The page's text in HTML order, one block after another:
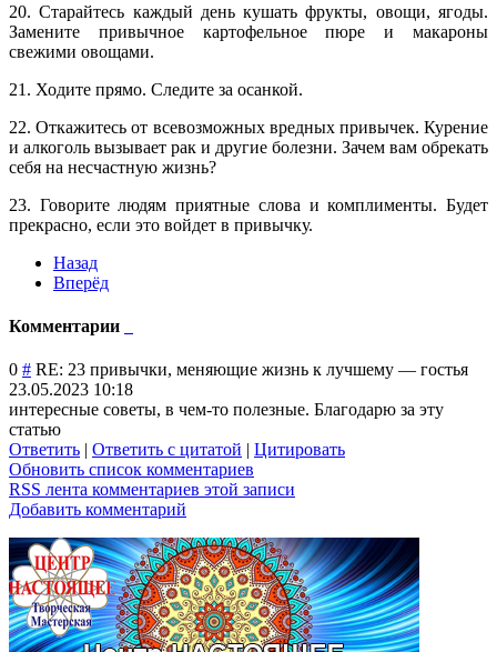
20. Старайтесь каждый день кушать фрукты, овощи, ягоды.
Замените привычное картофельное пюре и макароны
свежими овощами.
21. Ходите прямо. Следите за осанкой.
22. Откажитесь от всевозможных вредных привычек. Курение
и алкоголь вызывает рак и другие болезни. Зачем вам обрекать
себя на несчастную жизнь?
23. Говорите людям приятные слова и комплименты. Будет
прекрасно, если это войдет в привычку.
Назад
Вперёд
Комментарии
0 # RE: 23 привычки, меняющие жизнь к лучшему — гостья
23.05.2023 10:18
интересные советы, в чем-то полезные. Благодарю за эту
статью
Ответить | Ответить с цитатой | Цитировать
Обновить список комментариев
RSS лента комментариев этой записи
Добавить комментарий